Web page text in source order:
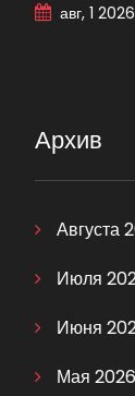
авг, 1 2026
Архив
Августа
Июля
Июня
Мая 2026